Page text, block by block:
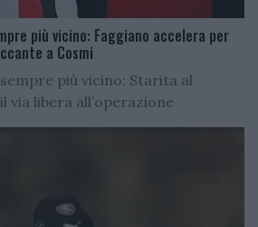
più vicino: Faggiano accelera per
a Cosmi
più vicino: Starita al
via libera all’operazione